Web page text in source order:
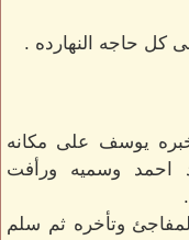
كل حاجه النهارده .
يوسف على مكانه
احمد وسميه ورأفت
وتأخره ثم سلم